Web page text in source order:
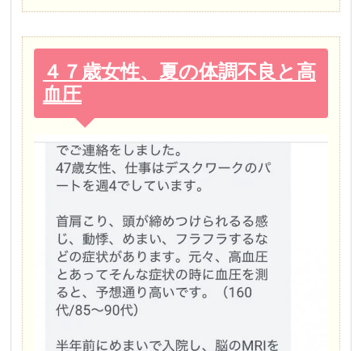
４７歳女性、夏の体調不良と高
血圧